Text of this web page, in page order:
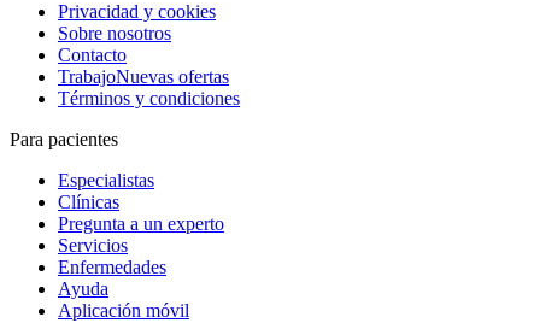
Privacidad y cookies
Sobre nosotros
Contacto
TrabajoNuevas ofertas
Términos y condiciones
Para pacientes
Especialistas
Clínicas
Pregunta a un experto
Servicios
Enfermedades
Ayuda
Aplicación móvil